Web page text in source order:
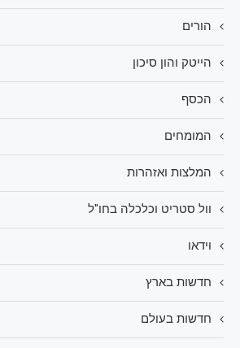
הורים
הייטק והון סיכון
הכסף
המומחים
המלצות ואזהרות
וול סטריט וכלכלה בחו"ל
וידאו
חדשות בארץ
חדשות בעולם